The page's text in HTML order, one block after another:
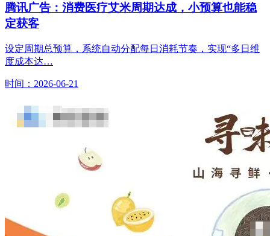
腾讯广告：消费医疗艾米周期达成，小预算也能稳
定获客
设定周期总预算，系统自动分配每日消耗节奏，实现“多日维
度成本达…
时间：2026-06-21